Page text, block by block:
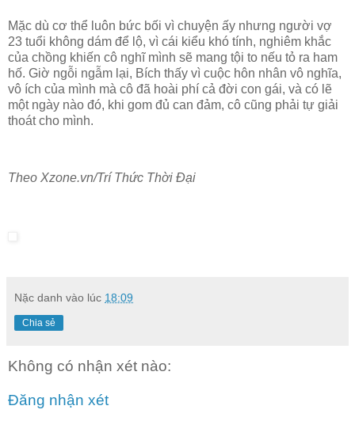
Mặc dù cơ thể luôn bức bối vì chuyện ấy nhưng người vợ
23 tuổi không dám để lộ, vì cái kiểu khó tính, nghiêm khắc
của chồng khiến cô nghĩ mình sẽ mang tội to nếu tỏ ra ham
hố. Giờ ngỗi ngẫm lại, Bích thấy vì cuộc hôn nhân vô nghĩa,
vô ích của mình mà cô đã hoài phí cả đời con gái, và có lẽ
một ngày nào đó, khi gom đủ can đảm, cô cũng phải tự giải
thoát cho mình.
Theo Xzone.vn/Trí Thức Thời Đại
Nặc danh vào lúc 18:09
Chia sẻ
Không có nhận xét nào:
Đăng nhận xét